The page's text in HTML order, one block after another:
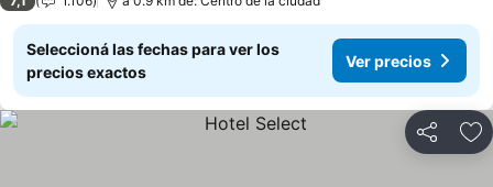
Seleccioná las fechas para ver los
precios exactos
Ver precios
Compartir